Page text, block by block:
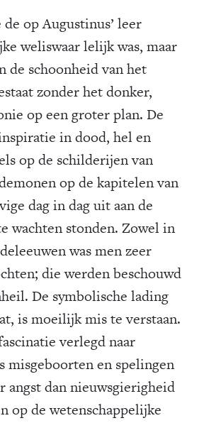
op Augustinus’ leer
weliswaar lelijk was, maar
de schoonheid van het
zonder het donker,
op een groter plan. De
in dood, hel en
op de schilderijen van
op de kapitelen van
dag in dag uit aan de
wachten stonden. Zowel in
was men zeer
die werden beschouwd
De symbolische lading
is moeilijk mis te verstaan.
verlegd naar
en spelingen
angst dan nieuwsgierigheid
op de wetenschappelijke